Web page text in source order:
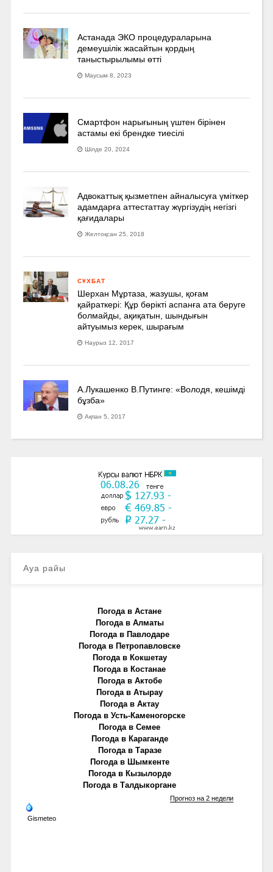
Астанада ЭКО процедураларына
демеушілік жасайтын қордың
таныстырылымы өтті
Маусым 8, 2023
Смартфон нарығының үштен бірінен
астамы екі брендке тиесілі
Шілде 20, 2024
Адвокаттық қызметпен айналысуға үмiткер
адамдарға аттестаттау жүргізудің негізгі
қағидалары
Желтоқсан 25, 2018
СҰХБАТ
Шерхан Мұртаза, жазушы, қоғам
қайраткері: Құр бөрікті аспанға ата беруге
болмайды, ақиқатын, шындығын
айтуымыз керек, шырағым
Наурыз 12, 2017
А.Лукашенко В.Путинге: «Володя, кешімді
бұзба»
Ақпан 5, 2017
Ауа райы
Погода в Астане
Погода в Алматы
Погода в Павлодаре
Погода в Петропавловске
Погода в Кокшетау
Погода в Костанае
Погода в Актобе
Погода в Атырау
Погода в Актау
Погода в Усть-Каменогорске
Погода в Семее
Погода в Караганде
Погода в Таразе
Погода в Шымкенте
Погода в Кызылорде
Погода в Талдыкоргане
Gismeteo
Прогноз на 2 недели